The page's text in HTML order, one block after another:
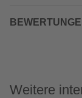
Weitere